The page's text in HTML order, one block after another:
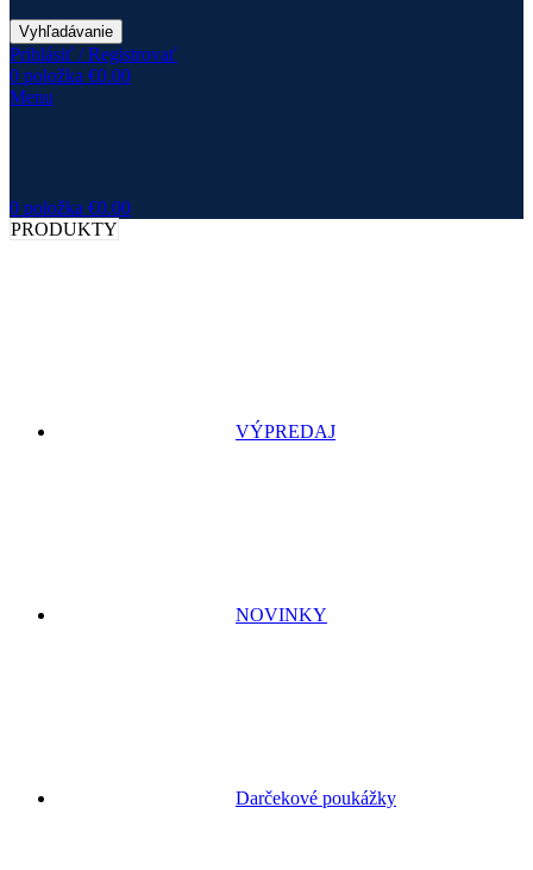
Vyhľadávanie
Prihlásiť / Registrovať
0 položka €0.00
Menu
0 položka €0.00
PRODUKTY
VÝPREDAJ
NOVINKY
Darčekové poukážky